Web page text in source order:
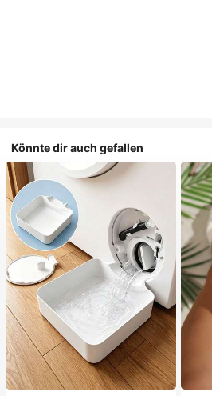
Könnte dir auch gefallen